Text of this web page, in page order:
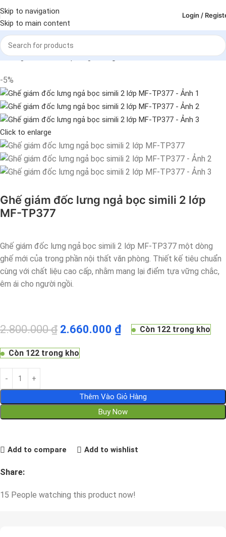
Skip to navigation
Skip to main content
Login /
Trang chủ Ghế văn phòng Ghế giám đốc
-5%
Click to enlarge
Ghế giám đốc lưng ngả bọc simili 2 lớp
MF-TP377
Ghế giám đốc lưng ngả bọc simili 2 lớp MF-TP377 một dòng
ghế mới của trong phần nội thất văn phòng. Thiết kế tiêu chuẩn
cùng với chất liệu cao cấp, nhằm mang lại điểm tựa vững chắc,
êm ái cho người ngồi.
2.800.000₫ 2.660.000 ₫ Còn 122 trong kho
Còn 122 trong kho
Thêm Vào Giỏ Hàng
Buy Now
Add to compare Add to wishlist
Share:
15 People watching this product now!